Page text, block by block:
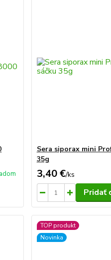
Sera siporax mini
35g
3,40 €/ks
Pridať
TOP produkt
Novinka